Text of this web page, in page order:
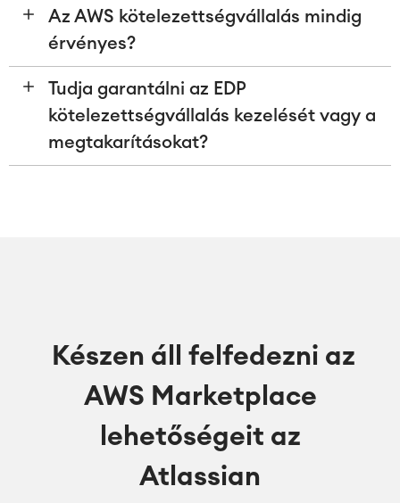
Az AWS kötelezettségvállalás mindig
érvényes?
Tudja garantálni az EDP
kötelezettségvállalás kezelését vagy a
megtakarításokat?
Készen áll felfedezni az
AWS Marketplace
lehetőségeit az
Atlassian